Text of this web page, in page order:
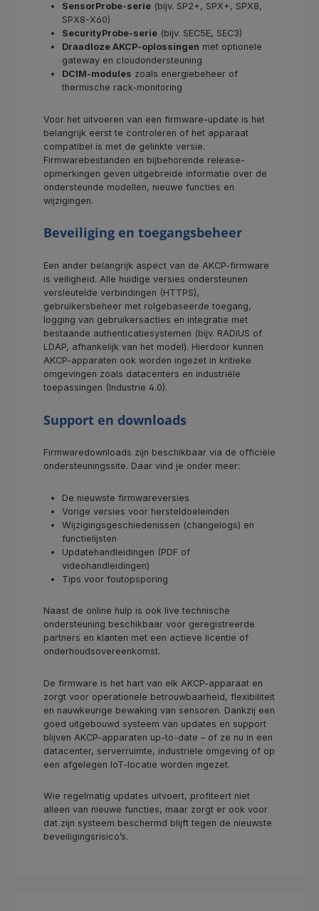
SensorProbe-serie(bijv. SP2+, SPX+, SPX8,
SPX8-X60)
SecurityProbe-serie(bijv. SEC5E, SEC3)
Draadloze AKCP-oplossingen met optionele
gateway en cloudondersteuning
DCIM-modules zoals energiebeheer of
thermische rack-monitoring
Voor het uitvoeren van een firmware-update is het
belangrijk eerst te controleren of het apparaat
compatibel is met de gelinkte versie.
Firmwarebestanden en bijbehorende release-
opmerkingen geven uitgebreide informatie over de
ondersteunde modellen, nieuwe functies en
wijzigingen.
Beveiliging en toegangsbeheer
Een ander belangrijk aspect van de AKCP-firmware
is veiligheid. Alle huidige versies ondersteunen
versleutelde verbindingen (HTTPS),
gebruikersbeheer met rolgebaseerde toegang,
logging van gebruikersacties en integratie met
bestaande authenticatiesystemen (bijv. RADIUS of
LDAP, afhankelijk van het model). Hierdoor kunnen
AKCP-apparaten ook worden ingezet in kritieke
omgevingen zoals datacenters en industriële
toepassingen (Industrie 4.0).
Support en downloads
Firmwaredownloads zijn beschikbaar via de officiële
ondersteuningssite. Daar vind je onder meer:
De nieuwste firmwareversies
Vorige versies voor hersteldoeleinden
Wijzigingsgeschiedenissen (changelogs) en
functielijsten
Updatehandleidingen (PDF of
videohandleidingen)
Tips voor foutopsporing
Naast de online hulp is ook live technische
ondersteuning beschikbaar voor geregistreerde
partners en klanten met een actieve licentie of
onderhoudsovereenkomst.
De firmware is het hart van elk AKCP-apparaat en
zorgt voor operationele betrouwbaarheid, flexibiliteit
en nauwkeurige bewaking van sensoren. Dankzij een
goed uitgebouwd systeem van updates en support
blijven AKCP-apparaten up-to-date – of ze nu in een
datacenter, serverruimte, industriële omgeving of op
een afgelegen IoT-locatie worden ingezet.
Wie regelmatig updates uitvoert, profiteert niet
alleen van nieuwe functies, maar zorgt er ook voor
dat zijn systeem beschermd blijft tegen de nieuwste
beveiligingsrisico’s.